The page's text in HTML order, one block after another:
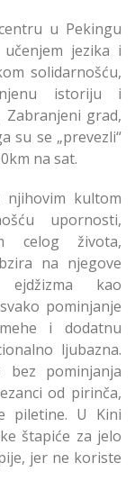
u Pekingu
jezika i
solidarnošću,
istoriju i
grad,
su se „prevezli“
na sat.
kultom
upornosti,
celog života,
na njegove
kao
pominjanje
i dodatnu
ljubazna.
pominjanja
od pirinča,
piletine. U Kini
štapiće za jelo
jer ne koriste